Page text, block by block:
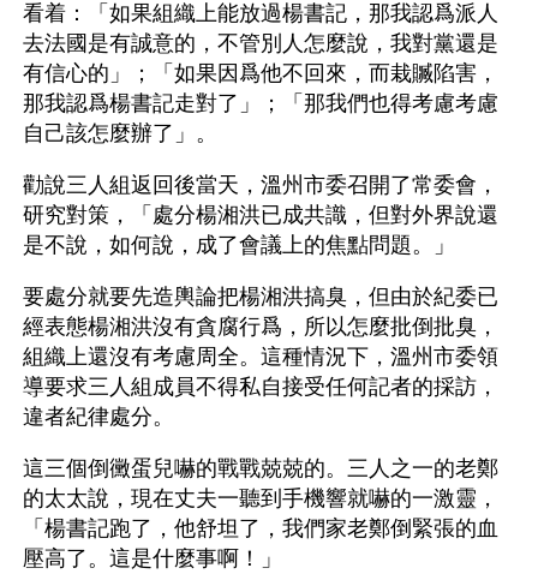
看着：「如果組織上能放過楊書記，那我認爲派人
去法國是有誠意的，不管別人怎麼說，我對黨還是
有信心的」；「如果因爲他不回來，而栽贓陷害，
那我認爲楊書記走對了」；「那我們也得考慮考慮
自己該怎麼辦了」。
勸說三人組返回後當天，溫州市委召開了常委會，
研究對策，「處分楊湘洪已成共識，但對外界說還
是不說，如何說，成了會議上的焦點問題。」
要處分就要先造輿論把楊湘洪搞臭，但由於紀委已
經表態楊湘洪沒有貪腐行爲，所以怎麼批倒批臭，
組織上還沒有考慮周全。這種情況下，溫州市委領
導要求三人組成員不得私自接受任何記者的採訪，
違者紀律處分。
這三個倒黴蛋兒嚇的戰戰兢兢的。三人之一的老鄭
的太太說，現在丈夫一聽到手機響就嚇的一激靈，
「楊書記跑了，他舒坦了，我們家老鄭倒緊張的血
壓高了。這是什麼事啊！」